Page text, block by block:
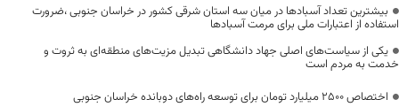
بیشترین تعداد آسبادها در میان سه استان شرقی کشور در خراسان جنوبی ،ضرورت
استفاده از اعتبارات ملی برای مرمت آسبادها
یکی از سیاست‌های اصلی جهاد دانشگاهی تبدیل مزیت‌های منطقه‌ای به ثروت و
خدمت به مردم است
اختصاص 2500 میلیارد تومان برای توسعه راه‌های دوبانده خراسان جنوبی